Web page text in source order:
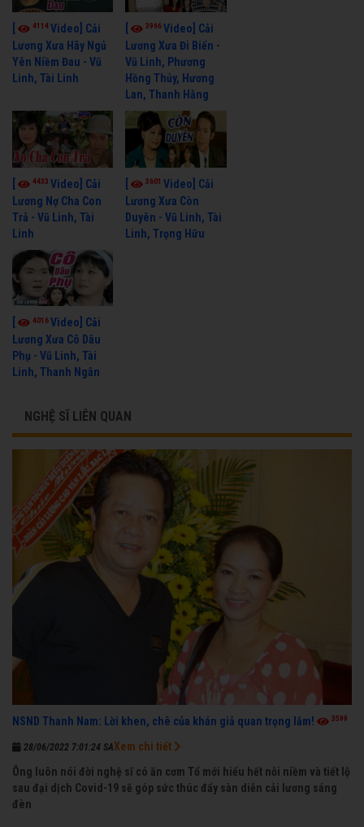
4114Video] Cải
Lương Xưa Hãy Ngủ
Yên Niềm Đau - Vũ
Linh, Tài Linh
3966Video] Cải
Lương Xưa Đi Biển -
Vũ Linh, Phương
Hồng Thủy, Hương
Lan, Thanh Hằng
[ 4433 Video] Cải
Lương Nợ Cha Con
Trả - Vũ Linh, Tài
Linh
[ 3601Video] Cải
Lương Xưa Còn
Duyên - Vũ Linh, Tài
Linh, Trọng Hữu
4016Video] Cải
Lương Xưa Cô Dâu
Phụ - Vũ Linh, Tài
Linh, Thanh Ngân
NGHỆ SĨ LIÊN QUAN
NSND Thanh Nam: Lời khen, chê của khán giả quan trọng lắm! 3599
28/06/2022 7:01:24 SA
Ông luôn nói đời nghệ sĩ có ăn cơm Tổ mới hiểu hết nỗi niềm và tiết lộ
sau đại dịch Covid-19 sẽ góp sức thúc đẩy sàn diễn cải lương sáng
đèn
Xem chi tiết